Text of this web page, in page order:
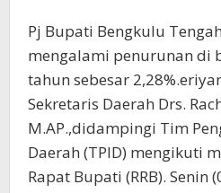
Pj Bupati Bengkulu
mengalami penurunan di
tahun sebesar
Sekretaris Daerah Drs.
M.AP.,didampingi Tim
Daerah (TPID) mengikuti
Rapat Bupati (RRB). Senin